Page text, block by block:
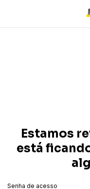
Estamos
está
Senha de acesso